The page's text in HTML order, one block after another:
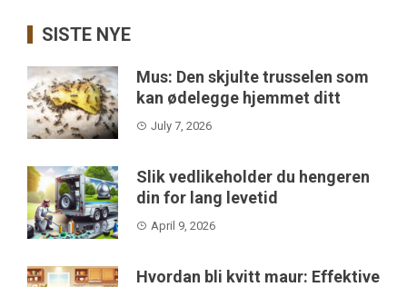
SISTE NYE
Mus: Den skjulte trusselen som
kan ødelegge hjemmet ditt
July 7, 2026
Slik vedlikeholder du hengeren
din for lang levetid
April 9, 2026
Hvordan bli kvitt maur: Effektive